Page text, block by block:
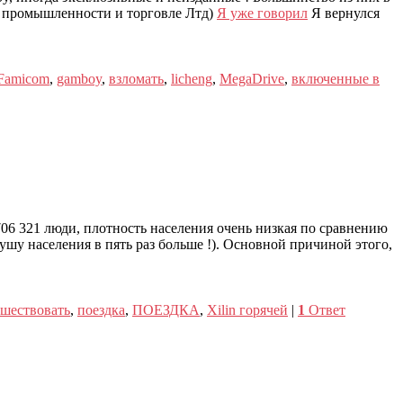
и торговле Лтд) Я уже говорил Я вернулся
, gamboy, взломать, licheng, MegaDrive, включенные в
321 люди, плотность населения очень низкая по сравнению
населения в пять раз больше !). Основной причиной этого,
, поездка, ПОЕЗДКА, Xilin горячей | 1 Ответ